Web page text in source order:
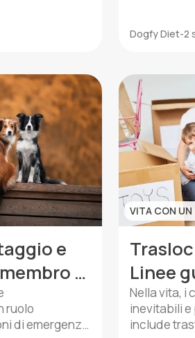
fedele
lasciare
sia una
ora di
Dogfy Diet-2
e
in
ruolo
di emergenza
VITA CON UN
Linee
stress
Nella vita, i
inevitabili e
include